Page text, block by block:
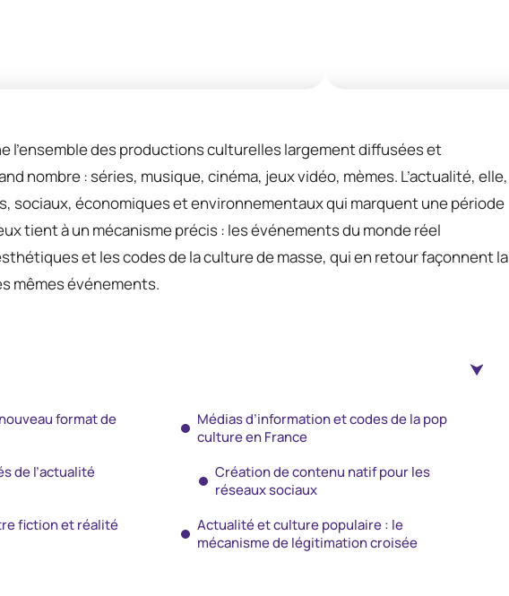
l’ensemble des productions culturelles largement diffusées et
nombre : séries, musique, cinéma, jeux vidéo, mèmes. L’actualité, elle,
sociaux, économiques et environnementaux qui marquent une période
tient à un mécanisme précis : les événements du monde réel
et les codes de la culture de masse, qui en retour façonnent la
mêmes événements.
format de
de l’actualité
fiction et réalité
Médias d’information et codes de la pop
culture en France
Création de contenu natif pour les
réseaux sociaux
Actualité et culture populaire : le
mécanisme de légitimation croisée